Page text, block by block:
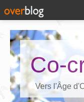
Co-
Vers l'Âge